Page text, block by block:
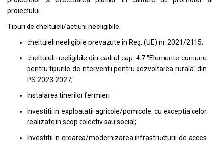
proiectului.
Tipuri de cheltuieli/actiuni neeligibile:
cheltuieli neeligibile prevazute in Reg. (UE) nr. 2021/2115;
cheltuieli neeligibile din cadrul cap. 4.7 "Elemente comune
pentru tipurile de interventii pentru dezvoltarea rurala" din
PS 2023-2027;
Instalarea tinerilor fermieri;
Investitii in exploatatii agricole/pomicole, cu exceptia celor
realizate in scop colectiv sau social;
Investitii in crearea/modernizarea infrastructurii de acces